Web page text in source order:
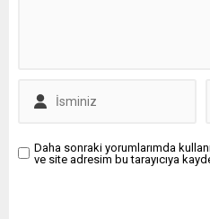
Daha sonraki yorumlarımda
ve site adresim bu tarayıcıya